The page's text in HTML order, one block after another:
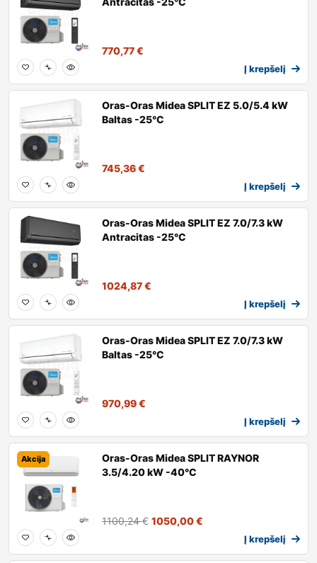
770,77€
Į krepšelį
Oras-Oras Midea SPLIT EZ 5.0/5.4 kW
Baltas -25°C
745,36€
Į krepšelį
Oras-Oras Midea SPLIT EZ 7.0/7.3 kW
Antracitas -25°C
1024,87€
Į krepšelį
Oras-Oras Midea SPLIT EZ 7.0/7.3 kW
Baltas -25°C
970,99€
Į krepšelį
Akcija
Oras-Oras Midea SPLIT RAYNOR
3.5/4.20 kW -40°C
1100,24€ 1050,00€
Į krepšelį